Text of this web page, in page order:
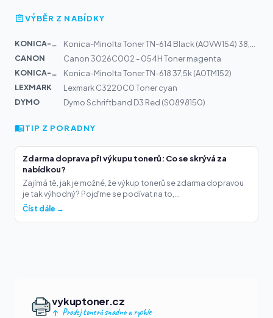
VÝBĚR Z NABÍDKY
KONICA-MIN...
CANON
Canon 3026C002 - 054H Toner magenta
KONICA-MIN...
Konica-Minolta Toner TN-618 37,5k (A0TM152)
LEXMARK
Lexmark C3220C0 Toner cyan
DYMO
Dymo Schriftband D3 Red (S0898150)
TIP Z PORADNY
Zdarma doprava při výkupu tonerů: Co se skrývá za
nabídkou?
Zajímá tě, jak je možné, že výkup tonerů se zdarma dopravou
je tak výhodný? Pojďme se podívat na to,...
Číst dále →
vykuptoner.cz
Prodej tonerů snadno a rychle